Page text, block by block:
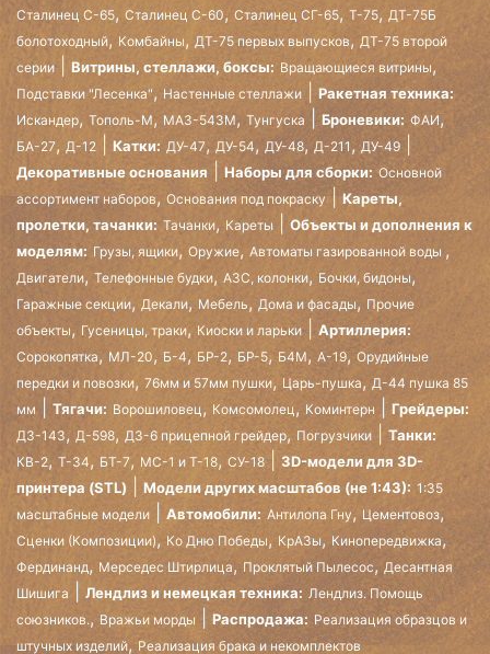
Сталинец С-65, Сталинец С-60, Сталинец СГ-65, Т-75, ДТ-75Б
болотоходный, Комбайны, ДТ-75 первых выпусков,ДТ-75 второй
серии
Витрины, стеллажи, боксы: Вращающиеся витрины,
Подставки "Лесенка", Настенные стеллажи Ракетная техника:
Искандер, Тополь-М, МАЗ-543М,Тунгуска Броневики: ФАИ,
БА-27, Д-12 Катки: ДУ-47, ДУ-54, ДУ-48, Д-211 ,ДУ-49
Декоративные основания Наборы для сборки: Основной
ассортимент наборов, Основания под покраску
Кареты,
пролетки, тачанки: Тачанки, Кареты
Объекты и дополнения к
моделям: Грузы, ящики, Оружие, Автоматы газированной воды ,
Двигатели, Телефонные будки, АЗС, колонки, Бочки, бидоны,
Гаражные секции, Декали, Мебель, Дома и фасады, Прочие
объекты, Гусеницы, траки, Киоски и ларьки Артиллерия:
Сорокопятка, МЛ-20, Б-4, БР-2, БР-5, Б4М,А-19, Орудийные
передки и повозки, 76мм и 57мм пушки,Царь-пушка, Д-44 пушка 85
мм
Тягачи: Ворошиловец, Комсомолец, Коминтерн Грейдеры:
ДЗ-143, Д-598, ДЗ-6 прицепной грейдер, Погрузчики Танки:
КВ-2, Т-34, БТ-7, МС-1 и Т-18, СУ-18
3D-модели для 3D-
принтера (STL)
Модели других масштабов (не 1:43): 1:35
масштабные модели
Автомобили: Антилопа Гну, Цементовоз,
Сценки (Композиции), Ко Дню Победы, КрАЗы, Кинопередвижка,
Фердинанд, Мерседес Штирлица, Проклятый Пылесос, Десантная
Шишига
Лендлиз и немецкая техника: Лендлиз. Помощь
союзников., Вражьи морды Распродажа: Реализация образцов и
штучных изделий, Реализация брака и некомплектов